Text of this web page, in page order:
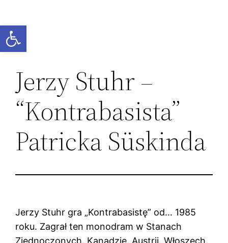
Otwórz pasek narzędzi
do
treści
Jerzy Stuhr –
“Kontrabasista”
Patricka Süskinda
Jerzy Stuhr gra „Kontrabasistę” od… 1985
roku. Zagrał ten monodram w Stanach
Zjednoczonych, Kanadzie, Austrii, Włoszech,